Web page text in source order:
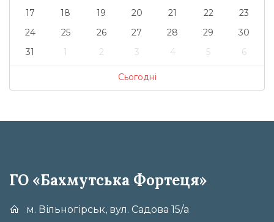
17
18 19 20 21 22
23
24
25 26 27 28 29
30
31
1 2 3 4 5 6
Сьогодні
ГО «Бахмутська Фортеця»
м. Вільногірськ, вул. Садова 15/а